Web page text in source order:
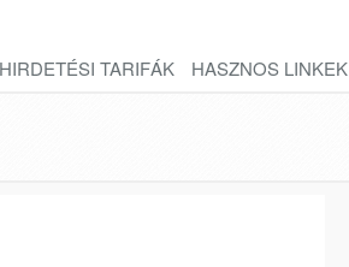
HIRDETÉSI TARIFÁK HASZNOS LINKEK